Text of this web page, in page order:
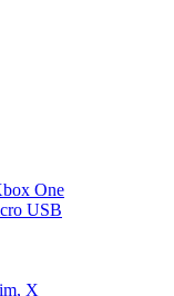
One
USB
X